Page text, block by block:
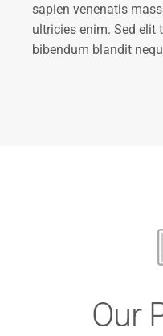
sapien venenatis
ultricies enim. Sed elit
bibendum blandit
Our